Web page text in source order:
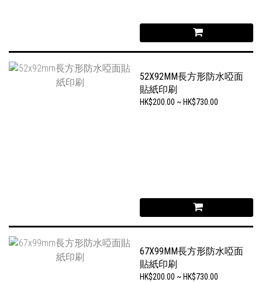
52X92MM長方形防水啞面
貼紙印刷
HK$200.00 ~ HK$730.00
67X99MM長方形防水啞面
貼紙印刷
HK$200.00 ~ HK$730.00